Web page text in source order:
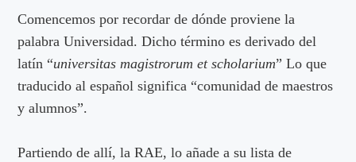
Comencemos por recordar de dónde proviene la
palabra Universidad. Dicho término es derivado del
latín “universitas magistrorum et scholarium” Lo que
traducido al español significa “comunidad de maestros
y alumnos”.
Partiendo de allí, la RAE, lo añade a su lista de